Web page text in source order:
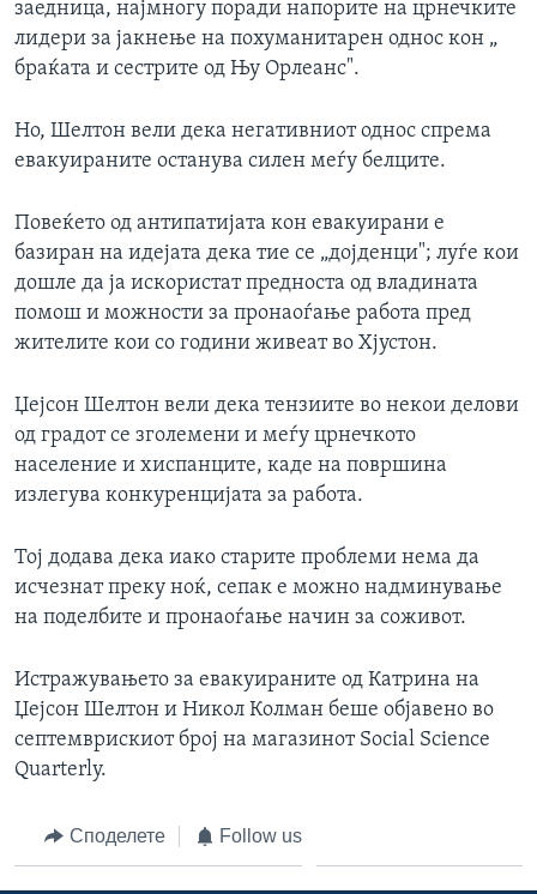
заедница, најмногу поради напорите на црнечките
лидери за јакнење на похуманитарен однос кон „
браќата и сестрите од Њу Орлеанс".
Но, Шелтон вели дека негативниот однос спрема
евакуираните останува силен меѓу белците.
Повеќето од антипатијата кон евакуирани е
базиран на идејата дека тие се „дојденци"; луѓе кои
дошле да ја искористат предноста од владината
помош и можности за пронаоѓање работа пред
жителите кои со години живеат во Хјустон.
Џејсон Шелтон вели дека тензиите во некои делови
од градот се зголемени и меѓу црнечкото
население и хиспанците, каде на површина
излегува конкуренцијата за работа.
Тој додава дека иако старите проблеми нема да
исчезнат преку ноќ, сепак е можно надминување
на поделбите и пронаоѓање начин за соживот.
Истражувањето за евакуираните од Катрина на
Џејсон Шелтон и Никол Колман беше објавено во
септемврискиот број на магазинот Social Science
Quarterly.
Споделете Follow us